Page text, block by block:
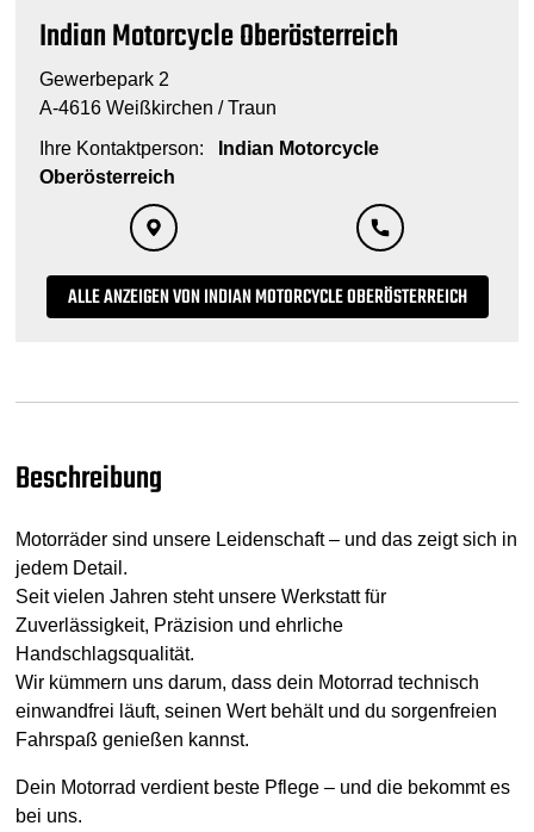
Indian Motorcycle Oberösterreich
Gewerbepark 2
A-4616 Weißkirchen / Traun
Ihre Kontaktperson:
Indian Motorcycle
Oberösterreich
ALLE ANZEIGEN VON INDIAN MOTORCYCLE OBERÖSTERREICH
Beschreibung
Motorräder sind unsere Leidenschaft – und das zeigt sich in
jedem Detail.
Seit vielen Jahren steht unsere Werkstatt für
Zuverlässigkeit, Präzision und ehrliche
Handschlagsqualität.
Wir kümmern uns darum, dass dein Motorrad technisch
einwandfrei läuft, seinen Wert behält und du sorgenfreien
Fahrspaß genießen kannst.
Dein Motorrad verdient beste Pflege – und die bekommt es
bei uns.